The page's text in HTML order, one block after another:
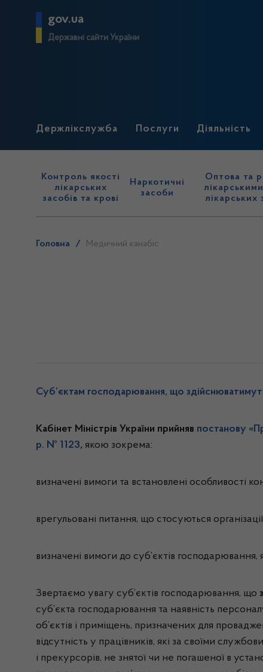
gov.ua
Державні сайти України
Держлікслужба Послуги Діяльність
Контроль якості
лікарських
засобів та крові
Наркотичні
засоби
Оптова та
лікарських
Головна / Медичний канабіс
Суб’єктам господарювання, що
Кабінет Міністрів України прийняв постанову «
р. № 1123, якою зокрема:
визначені вимоги та встановлені особливості
врегульовані питання, що стосуються
визначені вимоги до суб’єктів господарювання,
Звертаємо увагу суб’єктів господарювання, що
суб’єкта господарювання та наявність
об’єктів і приміщень, призначених для
відсутність у працівників, які за своїми
і прекурсорів, не знятої чи не погашеної в